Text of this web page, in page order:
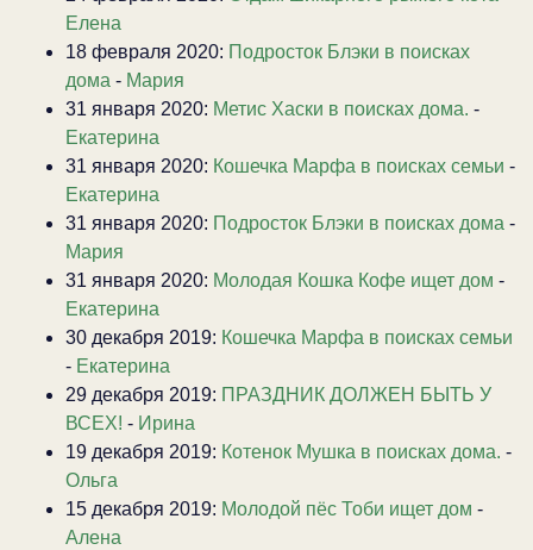
Елена
18 февраля 2020: Подросток Блэки в поисках
дома - Мария
31 января 2020: Метис Хаски в поисках дома. -
Екатерина
31 января 2020: Кошечка Марфа в поисках семьи -
Екатерина
31 января 2020: Подросток Блэки в поисках дома -
Мария
31 января 2020: Молодая Кошка Кофе ищет дом -
Екатерина
30 декабря 2019: Кошечка Марфа в поисках семьи
- Екатерина
29 декабря 2019: ПРАЗДНИК ДОЛЖЕН БЫТЬ У
ВСЕХ! - Ирина
19 декабря 2019: Котенок Мушка в поисках дома. -
Ольга
15 декабря 2019: Молодой пёс Тоби ищет дом -
Алена